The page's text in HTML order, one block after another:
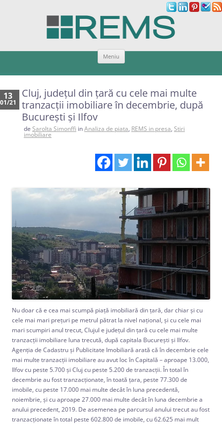
Meniu
Sari
conținut
13
01/21
Cluj, județul din țară cu cele mai multe
tranzacții imobiliare în decembrie, după
București și Ilfov
de Sarolta Simonffi inAnaliza de piata, REMS in presa, Stiri
imobiliare
Nu doar că e cea mai scumpă piață imobiliară din țară, dar chiar și cu
cele mai mari prețuri pe metrul pătrat la nivel național, și cu cele mai
mari scumpiri anul trecut, Clujul e județul din țară cu cele mai multe
tranzacții imobiliare luna trecută, după capitala București și Ilfov.
Agenția de Cadastru și Publicitate Imobiliară arată că în decembrie cele
mai multe tranzacții imobiliare au avut loc în Capitală – aproape 13.000,
Ilfov cu peste 5.700 și Cluj cu peste 5.200 de tranzacții. În total în
decembrie au fost tranzacționate, în toată țara, peste 77.300 de
imobile, cu peste 17.000 mai multe decât în luna precedentă,
noiembrie, și cu aproape 27.000 mai multe decât în luna decembrie a
anului precedent, 2019. De asemenea pe parcursul anului trecut au fost
tranzacționate în total peste 602.800 de imobile, cu 62.625 mai mult